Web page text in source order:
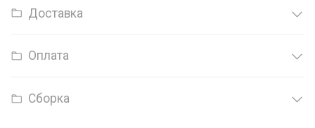
Доставка
Оплата
Сборка